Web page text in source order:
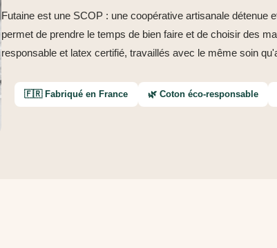
Futaine est une SCOP : une coopérative artisanale détenue
permet de prendre le temps de bien faire et de choisir des
responsable et latex certifié, travaillés avec le même soin
🇫🇷 Fabriqué en France 🌿 Coton éco-responsable